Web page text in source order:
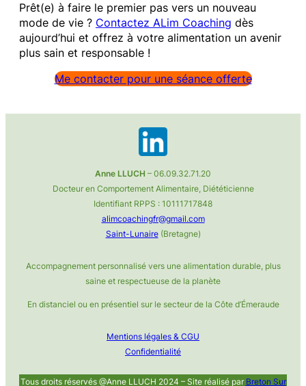
Prêt(e) à faire le premier pas vers un nouveau
mode de vie ? Contactez ALim Coaching dès
aujourd’hui et offrez à votre alimentation un avenir
plus sain et responsable !
Me contacter pour une séance offerte
Anne LLUCH – 06.09.32.71.20
Docteur en Comportement Alimentaire, Diététicienne
Identifiant RPPS : 10111717848
alimcoachingfr@gmail.com
Saint-Lunaire(Bretagne)
Accompagnement personnalisé vers une alimentation durable, plus
saine et respectueuse de la planète
En distanciel ou en présentiel sur le secteur de la Côte d’Émeraude
Mentions légales & CGU
Confidentialité
Tous droits réservés @Anne LLUCH 2024 – Site réalisé par Breton Sur